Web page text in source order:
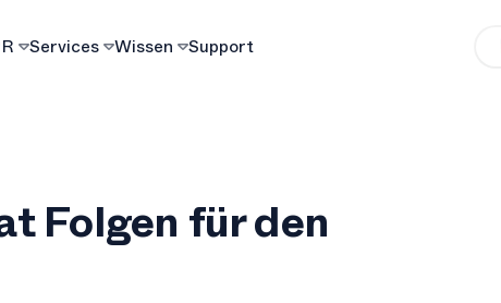
Services Wissen Support
Folgen für den